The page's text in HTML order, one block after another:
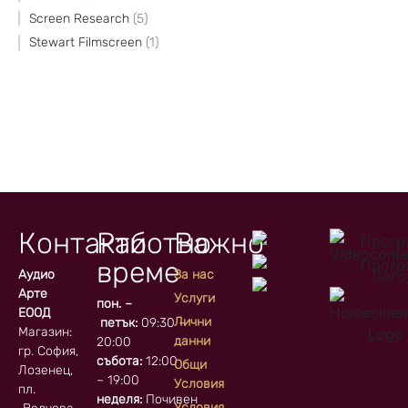
Screen Research 5
Stewart Filmscreen 1
Контакти
Аудио
Арте
ЕООД
Магазин:
гр. София, кв.
Лозенец,
пл.
Работно
време
пон. –
петък:09:30 –
20:00
събота:12:00
– 19:00
неделя:Почивен
Важно
За нас
Услуги
Лични
данни
Общи
Условия